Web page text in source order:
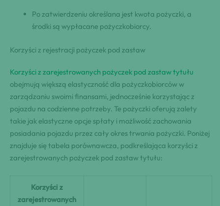
Po zatwierdzeniu określana jest kwota pożyczki, a
środki są wypłacane pożyczkobiorcy.
Korzyści z rejestracji pożyczek pod zastaw
Korzyści z zarejestrowanych pożyczek pod zastaw tytułu
obejmują większą elastyczność dla pożyczkobiorców w
zarządzaniu swoimi finansami, jednocześnie korzystając z
pojazdu na codzienne potrzeby. Te pożyczki oferują zalety
takie jak elastyczne opcje spłaty i możliwość zachowania
posiadania pojazdu przez cały okres trwania pożyczki. Poniżej
znajduje się tabela porównawcza, podkreślająca korzyści z
zarejestrowanych pożyczek pod zastaw tytułu:
Korzyści z
zarejestrowanych